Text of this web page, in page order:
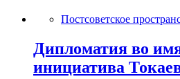
Постсоветское
Дипломатия во
инициатива